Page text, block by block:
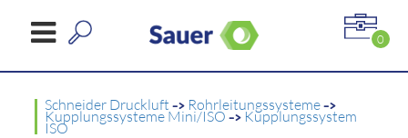
0
Schneider Druckluft-> Rohrleitungssysteme->
Kupplungssysteme Mini/ISO-> Kupplungssystem
ISO